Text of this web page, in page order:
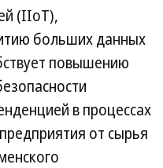
(IIoT),
больших данных
повышению
в процессах
от сырья